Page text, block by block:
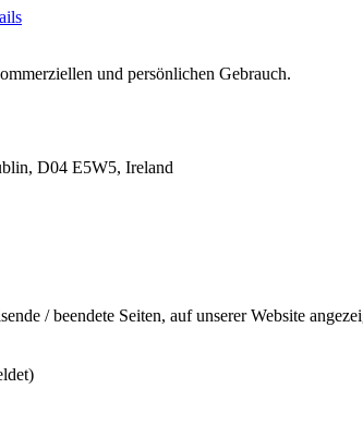
und persönlichen Gebrauch.
D04 E5W5, Ireland
/ beendete Seiten, auf unserer Website